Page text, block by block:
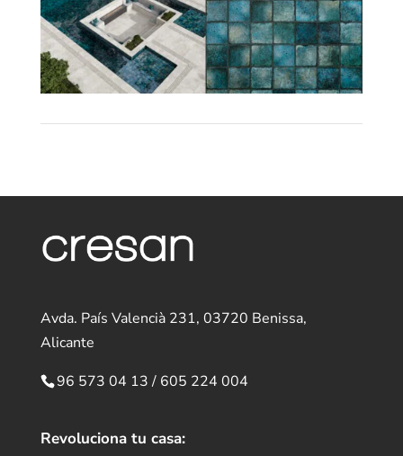
Avda. País Valencià 231, 03720 Benissa,
Alicante
96 573 04 13/ 605 224 004
Revoluciona tu casa: